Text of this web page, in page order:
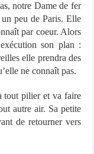
notre Dame de fer
peu de Paris. Elle
par coeur. Alors
son plan :
elle prendra des
ne connaît pas.
tout pilier et va faire
autre air. Sa petite
de retourner vers